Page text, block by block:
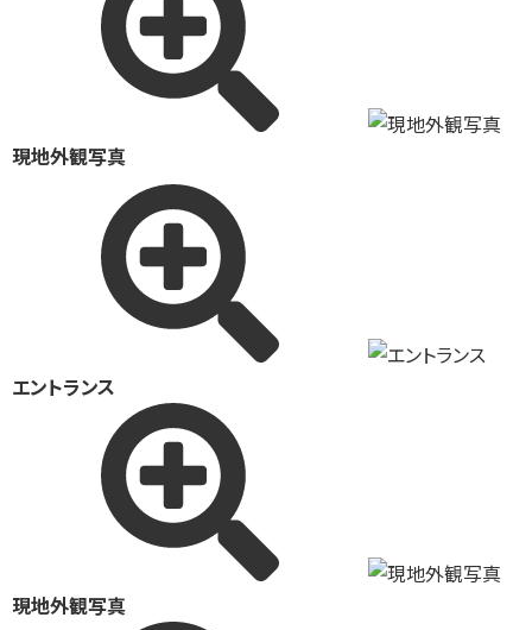
現地外観写真
エントランス
現地外観写真